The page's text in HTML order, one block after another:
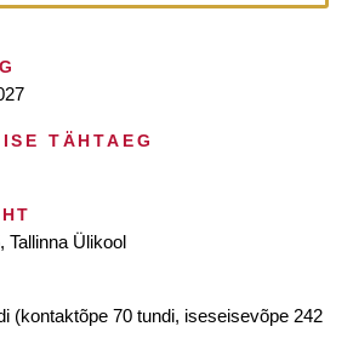
TÄHTAEG
Tallinna Ülikool
(kontaktõpe 70 tundi, iseseisevõpe 242